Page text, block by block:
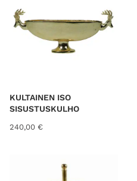
KULTAINEN ISO
SISUSTUSKULHO
240,00 €